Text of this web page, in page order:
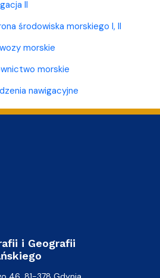
II
środowiska morskiego I, II
morskie
morskie
nawigacyjne
i Geografii